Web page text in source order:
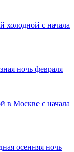
холодной с начала
ночь февраля
в Москве с начала
осенняя ночь